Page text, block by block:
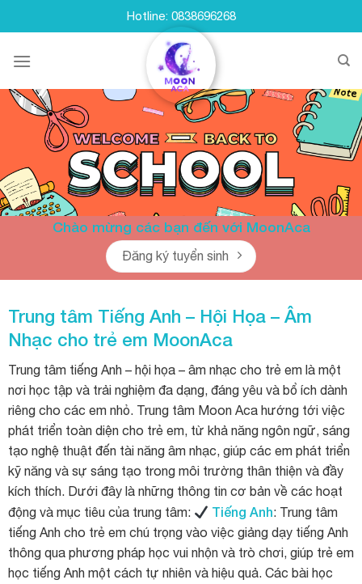
to
Hotline: 0838696268
Chào mừng các bạn đến với MoonAca
Đăng ký tuyển sinh
Trung tâm Tiếng Anh – Hội Họa – Âm
Nhạc cho trẻ em MoonAca
Trung tâm tiếng Anh – hội họa – âm nhạc cho trẻ em là một
nơi học tập và trải nghiệm đa dạng, đáng yêu và bổ ích dành
riêng cho các em nhỏ. Trung tâm Moon Aca hướng tới việc
phát triển toàn diện cho trẻ em, từ khả năng ngôn ngữ, sáng
tạo nghệ thuật đến tài năng âm nhạc, giúp các em phát triển
kỹ năng và sự sáng tạo trong môi trường thân thiện và đầy
kích thích. Dưới đây là những thông tin cơ bản về các hoạt
động và mục tiêu của trung tâm:
Tiếng Anh: Trung tâm
tiếng Anh cho trẻ em chú trọng vào việc giảng dạy tiếng Anh
thông qua phương pháp học vui nhộn và trò chơi, giúp trẻ em
học tiếng Anh một cách tự nhiên và hiệu quả. Các bài học